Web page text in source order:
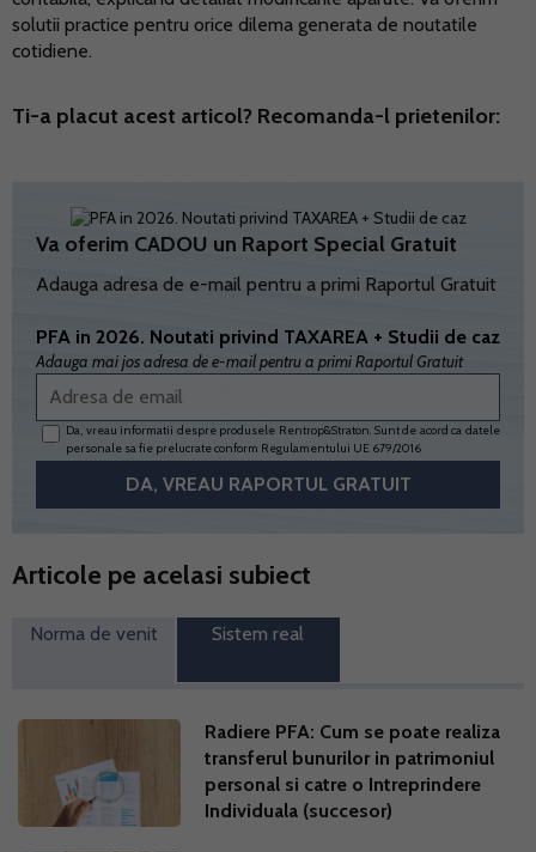
solutii practice pentru orice dilema generata de noutatile
cotidiene.
Ti-a placut acest articol? Recomanda-l prietenilor:
Va oferim CADOU un Raport Special Gratuit
Adauga adresa de e-mail pentru a primi Raportul Gratuit
PFA in 2026. Noutati privind TAXAREA + Studii de caz
Adauga mai jos adresa de e-mail pentru a primi Raportul Gratuit
Da, vreau informatii despre produsele Rentrop&Straton. Sunt de acord ca datele
personale sa fie prelucrate conform Regulamentului UE 679/2016
Articole pe acelasi subiect
Norma de venit Sistem real
Radiere PFA: Cum se poate realiza
transferul bunurilor in patrimoniul
personal si catre o Intreprindere
Individuala (succesor)